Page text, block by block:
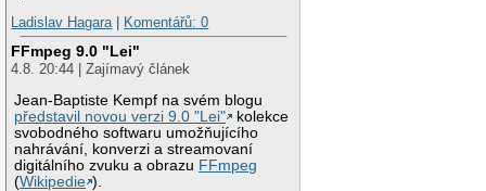
Ladislav Hagara| Komentářů: 0
FFmpeg 9.0 "Lei"
4.8. 20:44 | Zajímavý článek
Jean-Baptiste Kempf na svém blogu
představil novou verzi 9.0 "Lei"
kolekce
svobodného softwaru umožňujícího
nahrávání, konverzi a streamovaní
digitálního zvuku a obrazu FFmpeg
(Wikipedie ).